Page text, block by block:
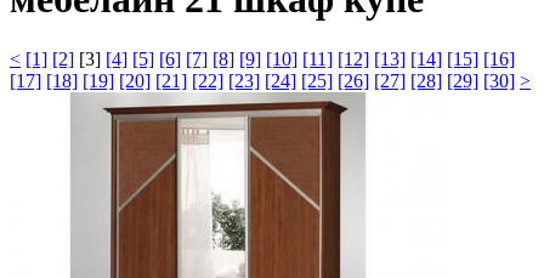
< [1] [2] [3] [4] [5] [6] [7] [8] [9] [10] [11] [12] [13] [14] [15] [16]
[17] [18] [19] [20] [21] [22] [23] [24] [25] [26] [27] [28] [29] [30] >